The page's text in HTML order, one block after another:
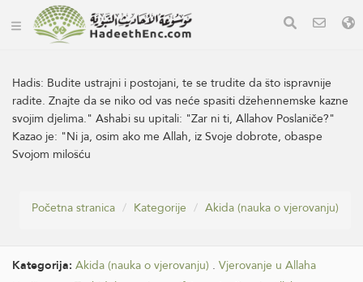
Hadis: Budite ustrajni i postojani, te se trudite da što ispravnije
radite. Znajte da se niko od vas neće spasiti džehennemske kazne
svojim djelima." Ashabi su upitali: "Zar ni ti, Allahov Poslaniče?"
Kazao je: "Ni ja, osim ako me Allah, iz Svoje dobrote, obaspe
Svojom milošću
Početna stranica Kategorije Akida (nauka o vjerovanju)
Kategorija: Akida (nauka o vjerovanju) . Vjerovanje u Allaha